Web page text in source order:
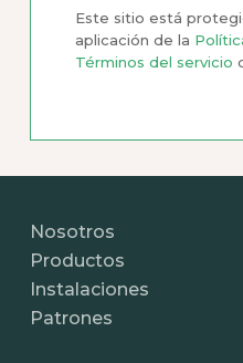
Este sitio está
aplicación de la
Términos del servicio
Nosotros
Productos
Instalaciones
Patrones